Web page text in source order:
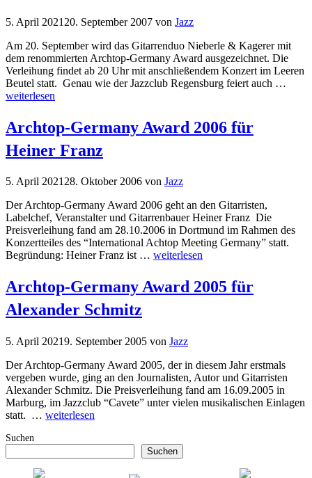
5. April 2021 20. September 2007 von Jazz
Am 20. September wird das Gitarrenduo Nieberle & Kagerer mit
dem renommierten Archtop-Germany Award ausgezeichnet. Die
Verleihung findet ab 20 Uhr mit anschließendem Konzert im Leeren
Beutel statt. Genau wie der Jazzclub Regensburg feiert auch …
weiterlesen
Archtop-Germany Award 2006 für
Heiner Franz
5. April 202128. Oktober 2006 von Jazz
Der Archtop-Germany Award 2006 geht an den Gitarristen,
Labelchef, Veranstalter und Gitarrenbauer Heiner Franz Die
Preisverleihung fand am 28.10.2006 in Dortmund im Rahmen des
Konzertteiles des “International Achtop Meeting Germany” statt.
Begründung: Heiner Franz ist … weiterlesen
Archtop-Germany Award 2005 für
Alexander Schmitz
5. April 20219. September 2005 von Jazz
Der Archtop-Germany Award 2005, der in diesem Jahr erstmals
vergeben wurde, ging an den Journalisten, Autor und Gitarristen
Alexander Schmitz. Die Preisverleihung fand am 16.09.2005 in
Marburg, im Jazzclub “Cavete” unter vielen musikalischen Einlagen
statt. … weiterlesen
Suchen
Suchen